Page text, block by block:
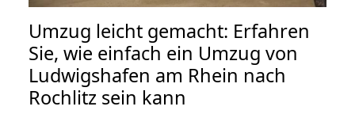
Umzug leicht gemacht: Erfahren
Sie, wie einfach ein Umzug von
Ludwigshafen am Rhein nach
Rochlitz sein kann